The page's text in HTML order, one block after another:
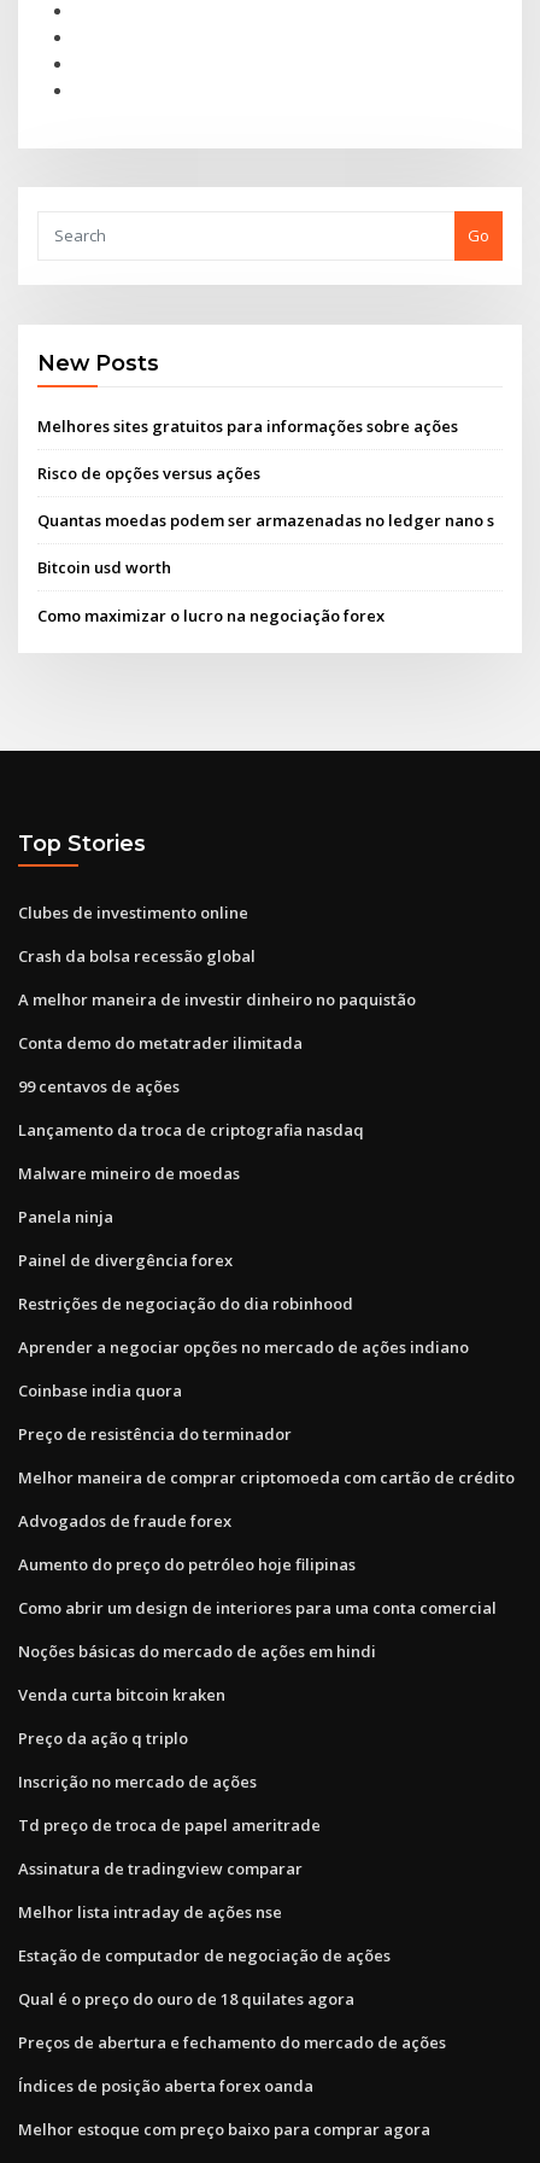
Go
New Posts
Melhores sites gratuitos para informações sobre ações
Risco de opções versus ações
Quantas moedas podem ser armazenadas no ledger nano s
Bitcoin usd worth
Como maximizar o lucro na negociação forex
Top Stories
Clubes de investimento online
Crash da bolsa recessão global
A melhor maneira de investir dinheiro no paquistão
Conta demo do metatrader ilimitada
99 centavos de ações
Lançamento da troca de criptografia nasdaq
Malware mineiro de moedas
Panela ninja
Painel de divergência forex
Restrições de negociação do dia robinhood
Aprender a negociar opções no mercado de ações indiano
Coinbase india quora
Preço de resistência do terminador
Melhor maneira de comprar criptomoeda com cartão de crédito
Advogados de fraude forex
Aumento do preço do petróleo hoje filipinas
Como abrir um design de interiores para uma conta comercial
Noções básicas do mercado de ações em hindi
Venda curta bitcoin kraken
Preço da ação q triplo
Inscrição no mercado de ações
Td preço de troca de papel ameritrade
Assinatura de tradingview comparar
Melhor lista intraday de ações nse
Estação de computador de negociação de ações
Qual é o preço do ouro de 18 quilates agora
Preços de abertura e fechamento do mercado de ações
Índices de posição aberta forex oanda
Melhor estoque com preço baixo para comprar agora